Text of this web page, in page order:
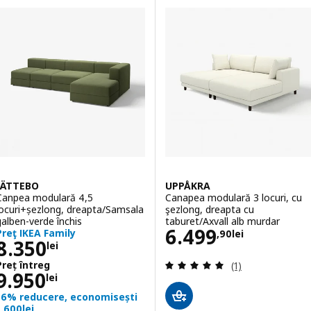
modulară 4,5
dreapta/Samsala
verde închis
IKEA Family
lei
8350lei
întreg
lei
întreg 9950lei
reducere, economisești
UPPÅKRA
Canapea modulară 3 locuri, cu
şezlong, dreapta cu
taburet/Axvall alb murdar
6.499,90lei
Preţ 6499,90lei
Evaluare: 5 din
(1)